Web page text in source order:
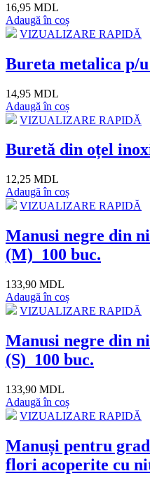
16,95 MDL
Adaugă în coș
VIZUALIZARE RAPIDĂ
Bureta metalica p/u
14,95 MDL
Adaugă în coș
VIZUALIZARE RAPIDĂ
Buretă din oțel
12,25 MDL
Adaugă în coș
VIZUALIZARE RAPIDĂ
Manusi negre din
(M)_100 buc.
133,90 MDL
Adaugă în coș
VIZUALIZARE RAPIDĂ
Manusi negre din
(S)_100 buc.
133,90 MDL
Adaugă în coș
VIZUALIZARE RAPIDĂ
Manuși pentru
flori acoperite cu